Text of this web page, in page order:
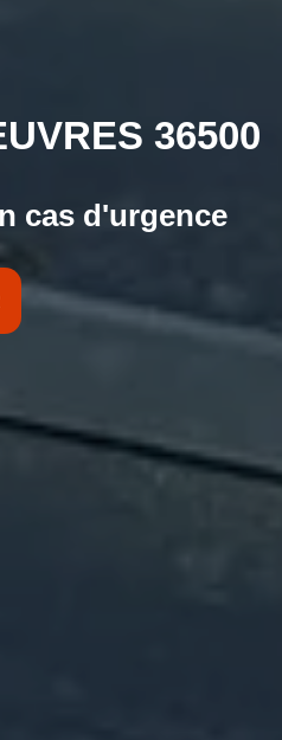
36500
cas d'urgence